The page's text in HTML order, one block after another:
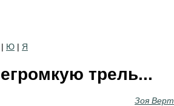
| Ю | Я
трель...
Зоя Верт